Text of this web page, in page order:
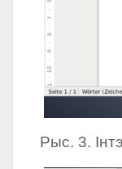
Рыс. 3.